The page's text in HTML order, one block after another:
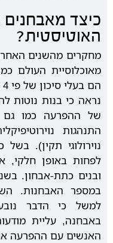
כיצד
האוטיסטית?
מאוכלוסיית העולם
נראה כי בנות נוטות
של ההפרעה כמו גם
התנהגות
נוירולוגי תקין).
לפחות באופן חלקי,
ובנים כתת-אבחון.
במספר האבחנות.
למשל כי הדבר
באבחנה, עליית
האנשים עם ההפרעה